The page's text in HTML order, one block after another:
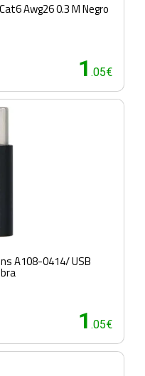
Awg26 0.3 M Negro
1 .05€
A108-0414/ USB
1 .05€